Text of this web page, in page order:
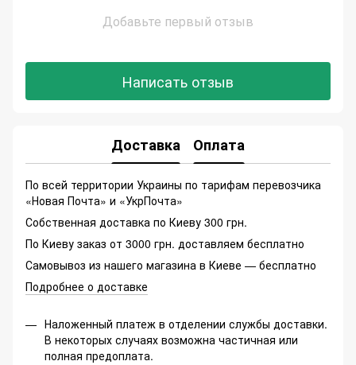
Добавьте первый отзыв
Написать отзыв
Доставка Оплата
По всей территории Украины по тарифам перевозчика
«Новая Почта» и «УкрПочта»
Собственная доставка по Киеву 300 грн.
По Киеву заказ от 3000 грн. доставляем бесплатно
Самовывоз из нашего магазина в Киеве — бесплатно
Подробнее о доставке
Наложенный платеж в отделении службы доставки.
В некоторых случаях возможна частичная или
полная предоплата.